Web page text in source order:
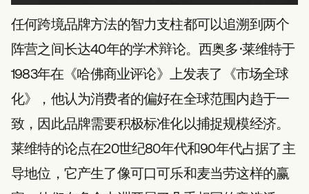
任何跨境品牌方法的智力支柱都可以追溯到两个
阵营之间长达40年的学术辩论。西奥多·莱维特于
1983年在《哈佛商业评论》上发表了《市场全球
化》，他认为消费者的偏好在全球范围内趋于一
致，因此品牌需要积极标准化以捕捉规模经济。
莱维特的论点在20世纪80年代和90年代占据了主
导地位，它产生了像可口可乐和麦当劳这样的赢